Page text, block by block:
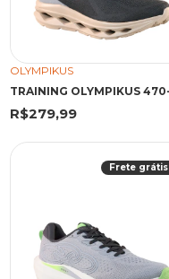
OLYMPIKUS
R$279,99
Frete grátis